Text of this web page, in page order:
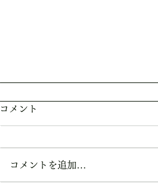
朝霧けい
コメント
コメントを追加…